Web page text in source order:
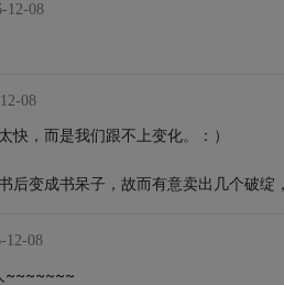
12-08
08
快，而是我们跟不上变化。：）
后变成书呆子，故而有意卖出几个破绽
12-08
~~~~~~~